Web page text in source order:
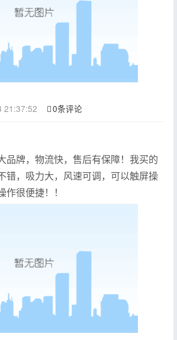
21:37:52 0条评论
品牌，物流快，售后有保障！我买的
错，吸力大，风速可调，可以触屏操
很便捷！！